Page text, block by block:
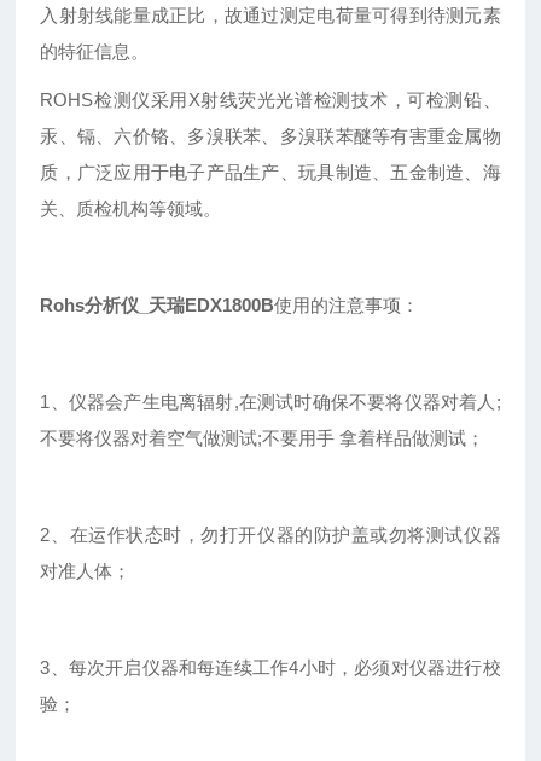
入射射线能量成正比，故通过测定电荷量可得到待测元素
的特征信息。
ROHS检测仪采用X射线荧光光谱检测技术，可检测铅、
汞、镉、六价铬、多溴联苯、多溴联苯醚等有害重金属物
质，广泛应用于电子产品生产、玩具制造、五金制造、海
关、质检机构等领域。
Rohs分析仪_天瑞EDX1800B使用的注意事项：
1、仪器会产生电离辐射,在测试时确保不要将仪器对着人;
不要将仪器对着空气做测试;不要用手 拿着样品做测试；
2、在运作状态时，勿打开仪器的防护盖或勿将测试仪器
对准人体；
3、每次开启仪器和每连续工作4小时，必须对仪器进行校
验；